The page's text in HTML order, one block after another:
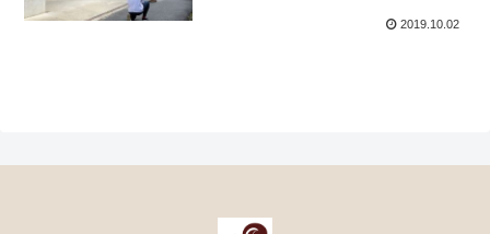
2019.10.02